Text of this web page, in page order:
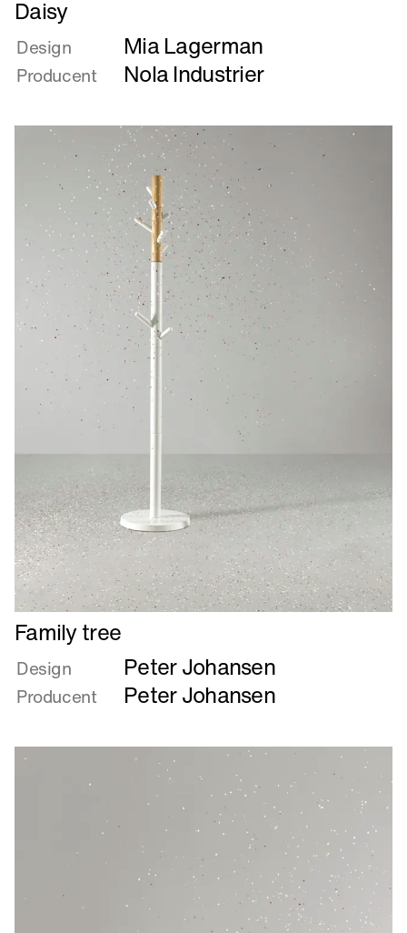
mere
om
Daisy
Daisy
Design Mia Lagerman
Producent Nola Industrier
Læs
mere
om
Family
tree
Family tree
Design Peter Johansen
Producent Peter Johansen